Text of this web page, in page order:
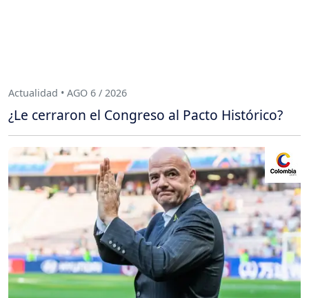
Actualidad • AGO 6 / 2026
¿Le cerraron el Congreso al Pacto Histórico?